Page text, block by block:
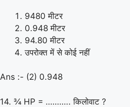
9480 मीटर
0.948 मीटर
94.80 मीटर
उपरोक्त में से कोई नहीं
Ans :- (2) 0.948
14. ¾ HP = ……….. किलोवाट ?